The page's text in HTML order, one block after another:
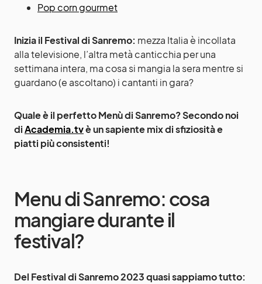
Pop corn gourmet
Inizia il Festival di Sanremo: mezza Italia è incollata
alla televisione, l’altra metà canticchia per una
settimana intera, ma cosa si mangia la sera mentre si
guardano (e ascoltano) i cantanti in gara?
Quale è il perfetto Menù di Sanremo? Secondo noi
diAcademia.tvè un sapiente mix di sfiziosità e
piatti più consistenti!
Menu di Sanremo: cosa
mangiare durante il
festival?
Del Festival di Sanremo 2023 quasi sappiamo tutto: